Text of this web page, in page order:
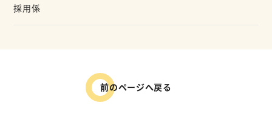
採用係
前のページへ戻る